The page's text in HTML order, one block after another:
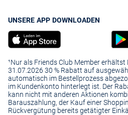
UNSERE APP DOWNLOADEN
¹Nur als Friends Club Member erhältst
31.07.2026 30 % Rabatt auf
automatisch im Bestellprozess
im Kundenkonto hinterlegt ist. Der
kann nicht mit anderen Aktionen
Barauszahlung, der Kauf einer
Rückvergütung bereits getätigter